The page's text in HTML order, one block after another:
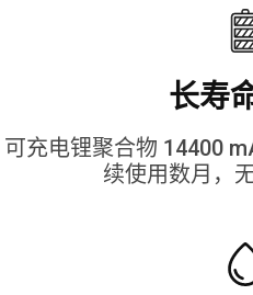
长寿
可充电锂聚合物 14400
续使用数月，